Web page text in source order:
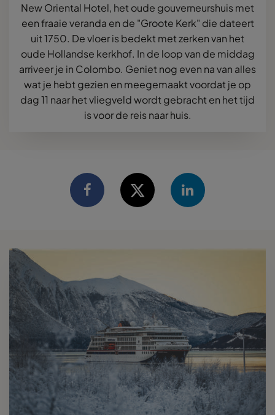
New Oriental Hotel, het oude gouverneurshuis met
een fraaie veranda en de "Groote Kerk" die dateert
uit 1750. De vloer is bedekt met zerken van het
oude Hollandse kerkhof. In de loop van de middag
arriveer je in Colombo. Geniet nog even na van alles
wat je hebt gezien en meegemaakt voordat je op
dag 11 naar het vliegveld wordt gebracht en het tijd
is voor de reis naar huis.